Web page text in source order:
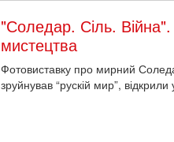
"Соледар. Сіль. Війна".
мистецтва
Фотовиставку про мирний
зруйнував “рускій мир”,